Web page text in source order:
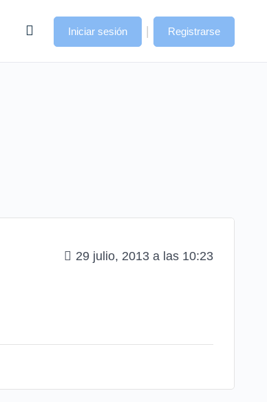
Iniciar sesión | Registrarse
29 julio, 2013 a las 10:23